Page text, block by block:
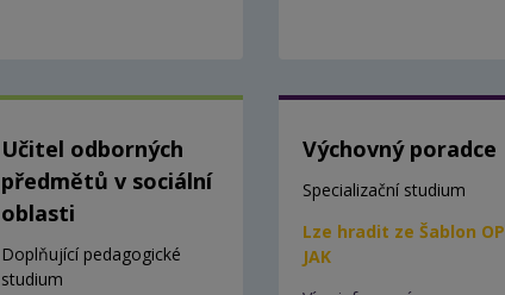
Učitel odborných
předmětů v sociální
oblasti
Doplňující pedagogické
studium
Výchovný poradce
Specializační studium
Lze hradit ze Šablon OP
JAK